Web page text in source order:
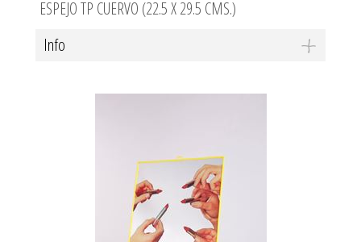
ESPEJO TP CUERVO (22.5 X 29.5 CMS.)
Info